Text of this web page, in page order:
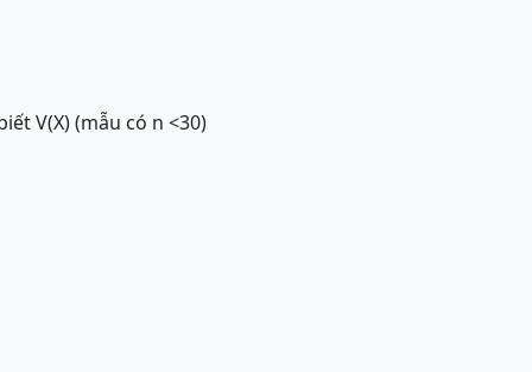
V(X) (mẫu có n <30)